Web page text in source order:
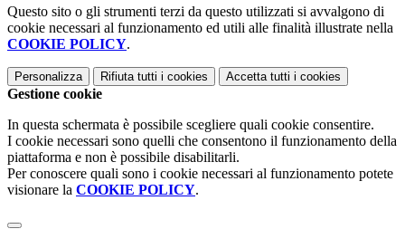
Questo sito o gli strumenti terzi da questo utilizzati si avvalgono di
cookie necessari al funzionamento ed utili alle finalità illustrate nella
COOKIE POLICY.
Personalizza Rifiuta tutti i cookies Accetta tutti i cookies
Gestione cookie
In questa schermata è possibile scegliere quali cookie consentire.
I cookie necessari sono quelli che consentono il funzionamento della
piattaforma e non è possibile disabilitarli.
Per conoscere quali sono i cookie necessari al funzionamento potete
visionare la COOKIE POLICY.